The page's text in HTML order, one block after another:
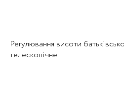
Регулювання висоти
телескопічне.